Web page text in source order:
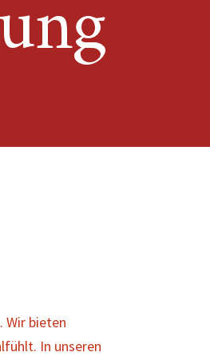
Wir bieten
In unseren